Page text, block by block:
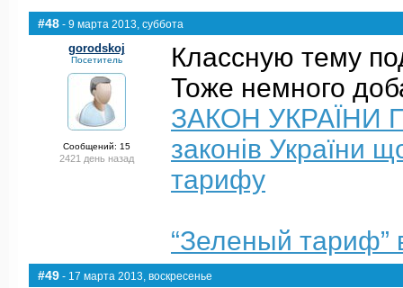
#48 - 9 марта 2013, суббота
gorodskoj
Посетитель
Сообщений: 15
2421 день назад
Классную тему
Тоже немного
ЗАКОН УКРАЇНИ
законів України
тарифу
“Зеленый тариф”
#49 - 17 марта 2013, воскресенье